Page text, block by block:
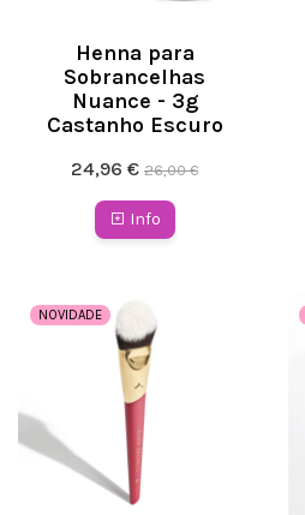
Henna para
Sobrancelhas
Nuance - 3g
Castanho Escuro
24,96 € 26,00 €
Info
NOVIDADE